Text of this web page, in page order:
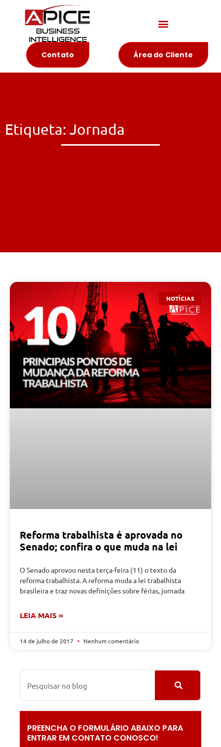
Contato Área do Cliente
Etiqueta: Jornada
NOTÍCIAS
Reforma trabalhista é aprovada no
Senado; confira o que muda na lei
O Senado aprovou nesta terça-feira (11) o texto da
reforma trabalhista. A reforma muda a lei trabalhista
brasileira e traz novas definições sobre férias, jornada
LEIA MAIS »
14 de julho de 2017 Nenhum comentário
PREENCHA O FORMULÁRIO ABAIXO PARA
ENTRAR EM CONTATO CONOSCO!